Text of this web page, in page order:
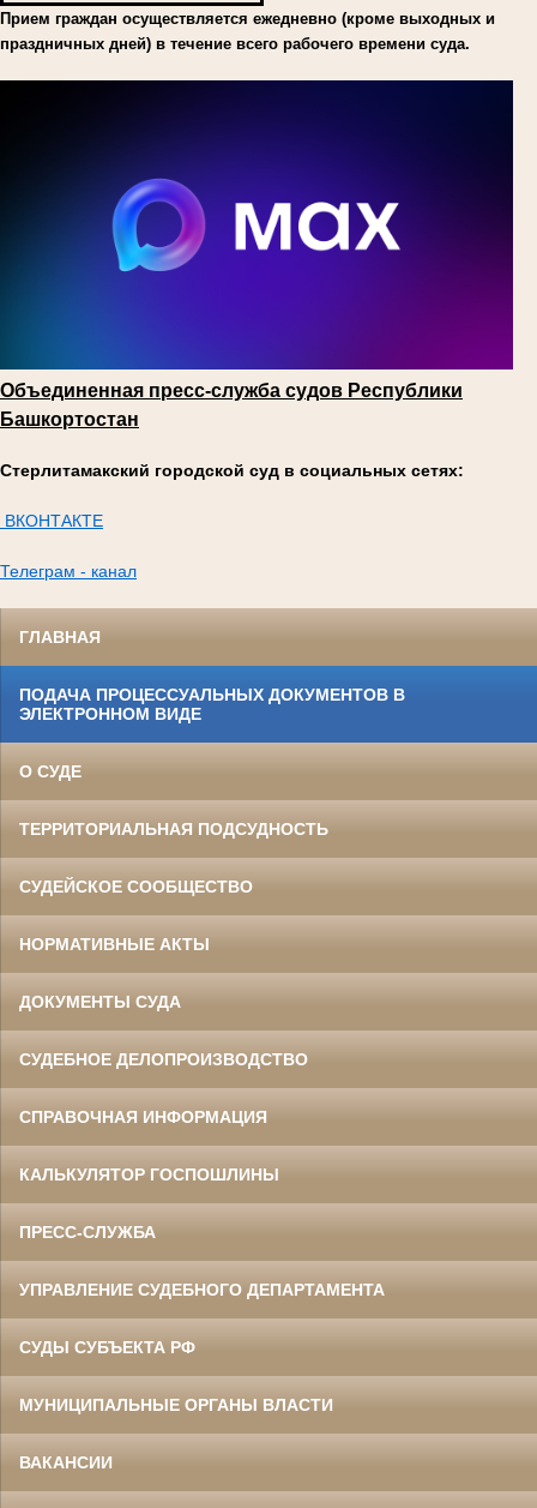
Прием граждан осуществляется ежедневно (кроме выходных и
праздничных дней) в течение всего рабочего времени суда.
Объединенная пресс-служба судов Республики
Башкортостан
Стерлитамакский городской суд в социальных сетях:
ВКОНТАКТЕ
Телеграм - канал
ГЛАВНАЯ
ПОДАЧА ПРОЦЕССУАЛЬНЫХ ДОКУМЕНТОВ В
ЭЛЕКТРОННОМ ВИДЕ
О СУДЕ
ТЕРРИТОРИАЛЬНАЯ ПОДСУДНОСТЬ
СУДЕЙСКОЕ СООБЩЕСТВО
НОРМАТИВНЫЕ АКТЫ
ДОКУМЕНТЫ СУДА
СУДЕБНОЕ ДЕЛОПРОИЗВОДСТВО
СПРАВОЧНАЯ ИНФОРМАЦИЯ
КАЛЬКУЛЯТОР ГОСПОШЛИНЫ
ПРЕСС-СЛУЖБА
УПРАВЛЕНИЕ СУДЕБНОГО ДЕПАРТАМЕНТА
СУДЫ СУБЪЕКТА РФ
МУНИЦИПАЛЬНЫЕ ОРГАНЫ ВЛАСТИ
ВАКАНСИИ